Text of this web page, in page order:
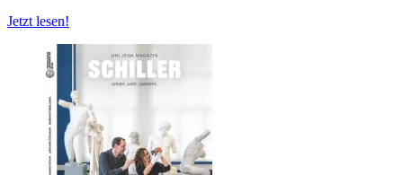
Jetzt lesen!